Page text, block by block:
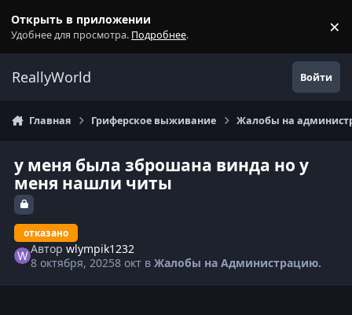
Открыть в приложении
Удобнее для просмотра. Подробнее. ×
ReallyWorld Войти
Главная Гриферское выживание Жалобы на
у меня была зброшана винда но у
меня нашли читы
отказано
Авторwlympik1232
8 октября, 20258 окт вЖалобы на Администрацию.